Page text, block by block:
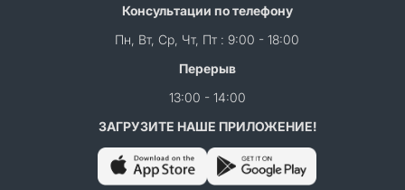
Консультации по телефону
Пн, Вт, Ср, Чт, Пт : 9:00 - 18:00
Перерыв
13:00 - 14:00
ЗАГРУЗИТЕ НАШЕ ПРИЛОЖЕНИЕ!